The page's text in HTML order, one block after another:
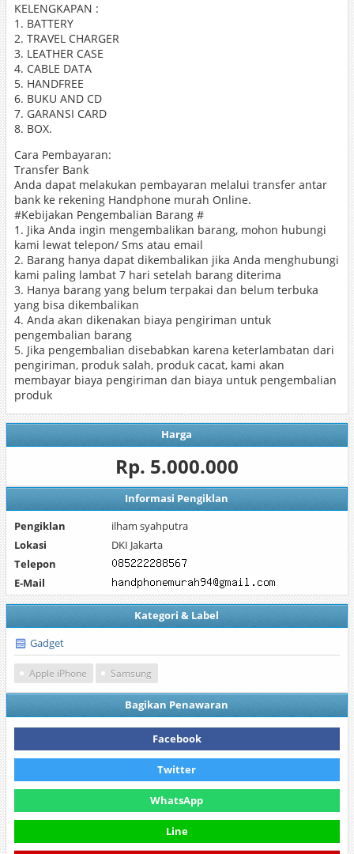
KELENGKAPAN :
1. BATTERY
2. TRAVEL CHARGER
3. LEATHER CASE
4. CABLE DATA
5. HANDFREE
6. BUKU AND CD
7. GARANSI CARD
8. BOX.
Cara Pembayaran:
Transfer Bank
Anda dapat melakukan pembayaran melalui transfer antar
bank ke rekening Handphone murah Online.
#Kebijakan Pengembalian Barang #
1. Jika Anda ingin mengembalikan barang, mohon hubungi
kami lewat telepon/ Sms atau email
2. Barang hanya dapat dikembalikan jika Anda menghubungi
kami paling lambat 7 hari setelah barang diterima
3. Hanya barang yang belum terpakai dan belum terbuka
yang bisa dikembalikan
4. Anda akan dikenakan biaya pengiriman untuk
pengembalian barang
5. Jika pengembalian disebabkan karena keterlambatan dari
pengiriman, produk salah, produk cacat, kami akan
membayar biaya pengiriman dan biaya untuk pengembalian
produk
Harga
Rp. 5.000.000
Informasi Pengiklan
Pengiklan
ilham syahputra
Lokasi
DKI Jakarta
Telepon
E-Mail
Kategori & Label
Gadget
Apple iPhone Samsung
Bagikan Penawaran
Facebook
Twitter
WhatsApp
Line